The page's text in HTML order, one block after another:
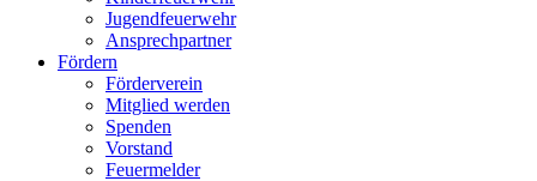
Jugendfeuerwehr
Ansprechpartner
Fördern
Förderverein
Mitglied werden
Spenden
Vorstand
Feuermelder